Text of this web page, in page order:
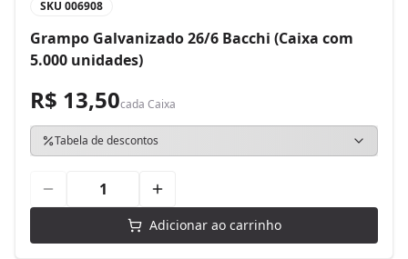
SKU 006908
Grampo Galvanizado 26/6 Bacchi (Caixa com
5.000 unidades)
R$ 13,50cada Caixa
Tabela de descontos
Adicionar ao carrinho